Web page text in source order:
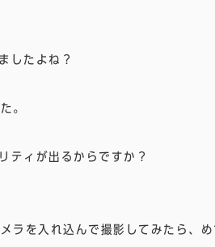
たよね？
。
ィが出るからですか？
を入れ込んで撮影してみたら、